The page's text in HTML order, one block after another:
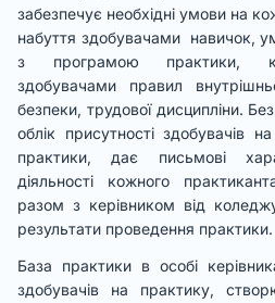
забезпечує необхідні умови на
набуття здобувачами навичок,
з програмою практики,
здобувачами правил
безпеки, трудової дисципліни.
облік присутності здобувачів
практики, дає письмові
діяльності кожного
разом з керівником від
результати проведення практики.
База практики в особі
здобувачів на практику,